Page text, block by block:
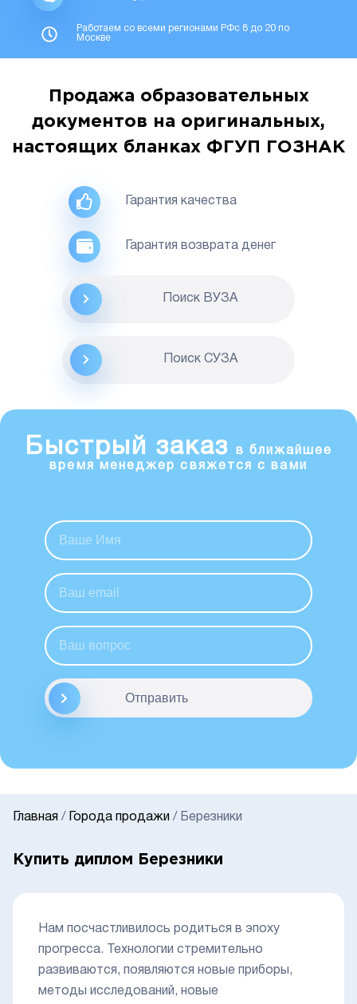
Работаем со всеми регионами РФс 8 до 20 по
Москве
Продажа образовательных
документов на оригинальных,
настоящих бланках ФГУП ГОЗНАК
Гарантия качества
Гарантия возврата денег
Поиск ВУЗА
Поиск CУЗА
Быстрый заказ
в ближайшее
время менеджер свяжется с вами
Отправить
Главная / Города продажи / Березники
Купить диплом Березники
Нам посчастливилось родиться в эпоху
прогресса. Технологии стремительно
развиваются, появляются новые приборы,
методы исследований, новые